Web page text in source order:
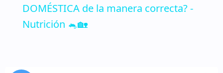
DOMÉSTICA de la manera correcta? -
Nutrición 🐁🏡